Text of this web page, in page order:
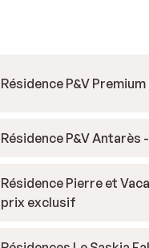
Résidence P&V
Résidence P&V Antarès
Résidence Pierre et
prix exclusif